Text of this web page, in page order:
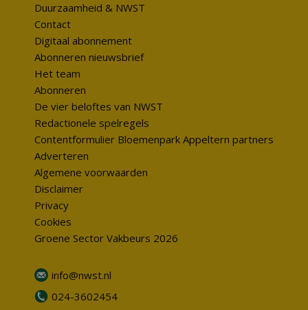
Duurzaamheid & NWST
Contact
Digitaal abonnement
Abonneren nieuwsbrief
Het team
Abonneren
De vier beloftes van NWST
Redactionele spelregels
Contentformulier Bloemenpark Appeltern partners
Adverteren
Algemene voorwaarden
Disclaimer
Privacy
Cookies
Groene Sector Vakbeurs 2026
info@nwst.nl
024-3602454